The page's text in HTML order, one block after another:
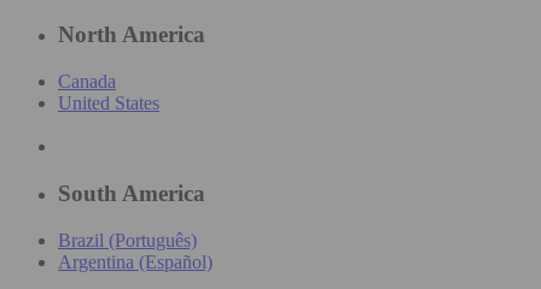
North America
Canada
United States
South America
Brazil (Português)
Argentina (Español)